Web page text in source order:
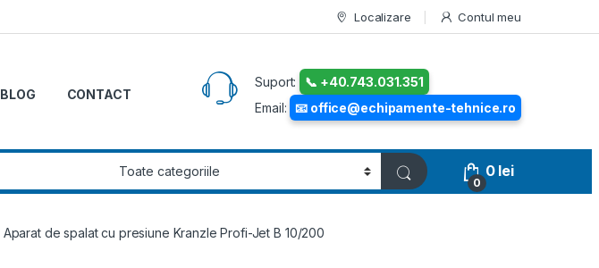
Localizare Contul meu
BLOG CONTACT
Suport:
📞 +40.743.031.351
Email:
📧 office@echipamente-tehnice.ro
0
0 lei
Aparat de spalat cu presiune Kranzle Profi-Jet B 10/200